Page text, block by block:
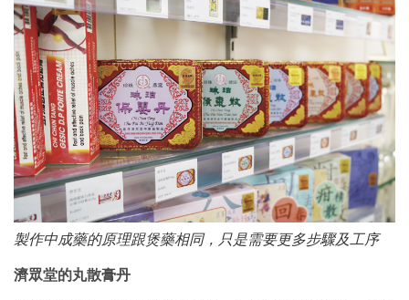
製作中成藥的原理跟煲藥相同，只是需要更多步驟及工序
濟眾堂的丸散膏丹